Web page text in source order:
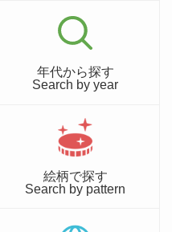
年代から探す
Search by year
絵柄で探す
Search by pattern